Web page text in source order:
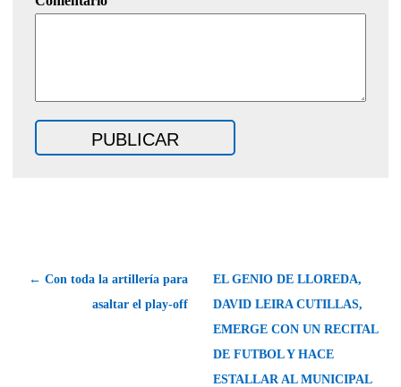
← Con toda la artillería para
asaltar el play-off
EL GENIO DE LLOREDA,
DAVID LEIRA CUTILLAS,
EMERGE CON UN RECITAL
DE FUTBOL Y HACE
ESTALLAR AL MUNICIPAL